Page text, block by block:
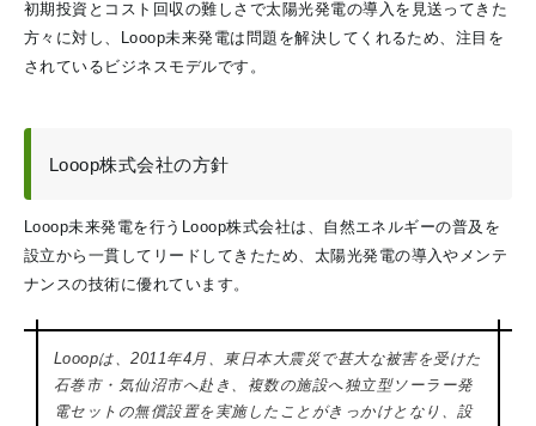
初期投資とコスト回収の難しさで太陽光発電の導入を見送ってきた
方々に対し、Looop未来発電は問題を解決してくれるため、注目を
されているビジネスモデルです。
Looop株式会社の方針
Looop未来発電を行うLooop株式会社は、自然エネルギーの普及を
設立から一貫してリードしてきたため、太陽光発電の導入やメンテ
ナンスの技術に優れています。
Looopは、2011年4月、東日本大震災で甚大な被害を受けた
石巻市・気仙沼市へ赴き、複数の施設へ独立型ソーラー発
電セットの無償設置を実施したことがきっかけとなり、設